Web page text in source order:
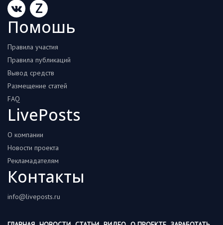
Z
Помошь
Правила участия
Правила публикаций
Вывод средств
Размещение статей
FAQ
LivePosts
О компании
Новости проекта
Рекламадателям
Контакты
info@liveposts.ru